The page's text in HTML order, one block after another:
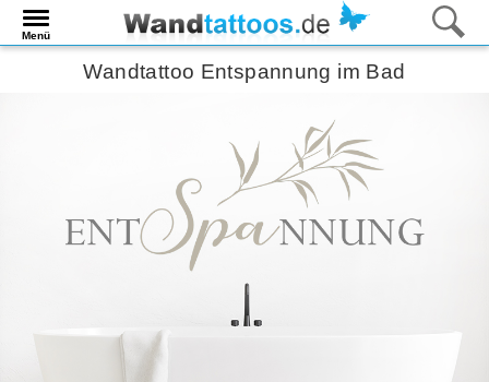
Menü
Wandtattoo Entspannung im Bad